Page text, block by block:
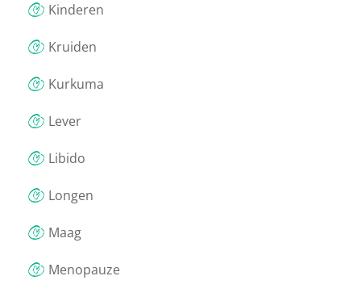
Kinderen
Kruiden
Kurkuma
Lever
Libido
Longen
Maag
Menopauze